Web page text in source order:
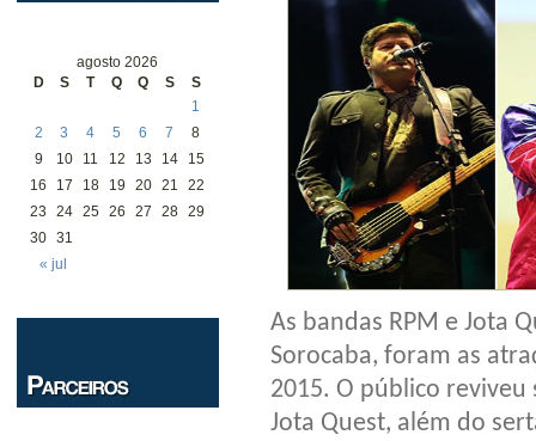
agosto 2026
D
S T Q Q S S
« jul
1
2
3 4 5 6 7
8
9
10 11 12 13 14
15
16
17 18 19 20 21
22
23
24 25 26 27 28 29
30 31
As bandas RPM e Jota
Sorocaba, foram as
2015. O público reviveu
Jota Quest, além do